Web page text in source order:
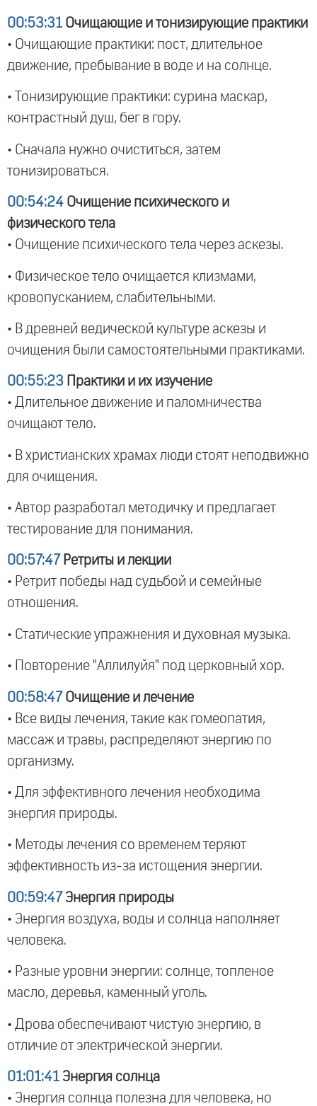
00:53:31 Очищающие и тонизирующие практики
• Очищающие практики: пост, длительное
движение, пребывание в воде и на солнце.
• Тонизирующие практики: сурина маскар,
контрастный душ, бег в гору.
• Сначала нужно очиститься, затем
тонизироваться.
00:54:24 Очищение психического и
физического тела
• Очищение психического тела через аскезы.
• Физическое тело очищается клизмами,
кровопусканием, слабительными.
• В древней ведической культуре аскезы и
очищения были самостоятельными практиками.
00:55:23 Практики и их изучение
• Длительное движение и паломничества
очищают тело.
• В христианских храмах люди стоят неподвижно
для очищения.
• Автор разработал методичку и предлагает
тестирование для понимания.
00:57:47 Ретриты и лекции
• Ретрит победы над судьбой и семейные
отношения.
• Статические упражнения и духовная музыка.
• Повторение "Аллилуйя" под церковный хор.
00:58:47 Очищение и лечение
• Все виды лечения, такие как гомеопатия,
массаж и травы, распределяют энергию по
организму.
• Для эффективного лечения необходима
энергия природы.
• Методы лечения со временем теряют
эффективность из-за истощения энергии.
00:59:47 Энергия природы
• Энергия воздуха, воды и солнца наполняет
человека.
• Разные уровни энергии: солнце, топленое
масло, деревья, каменный уголь.
• Дрова обеспечивают чистую энергию, в
отличие от электрической энергии.
01:01:41 Энергия солнца
• Энергия солнца полезна для человека, но